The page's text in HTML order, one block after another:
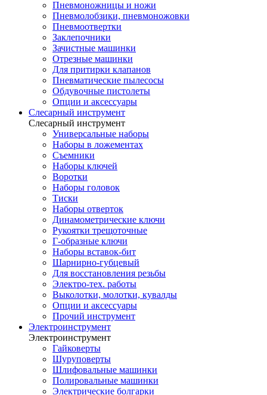
Пневмоножницы и ножи
Пневмолобзики, пневмоножовки
Пневмоотвертки
Заклепочники
Зачистные машинки
Отрезные машинки
Для притирки клапанов
Пневматические пылесосы
Обдувочные пистолеты
Опции и аксессуары
Слесарный инструмент
Слесарный инструмент
Универсальные наборы
Наборы в ложементах
Съемники
Наборы ключей
Воротки
Наборы головок
Тиски
Наборы отверток
Динамометрические ключи
Рукоятки трещоточные
Г-образные ключи
Наборы вставок-бит
Шарнирно-губцевый
Для восстановления резьбы
Электро-тех. работы
Выколотки, молотки, кувалды
Опции и аксессуары
Прочий инструмент
Электроинструмент
Электроинструмент
Гайковерты
Шуруповерты
Шлифовальные машинки
Полировальные машинки
Электрические болгарки